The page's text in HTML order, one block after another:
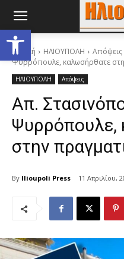
Ανοίξτε τη γραμμή εργαλείων
Αρχική ΗΛΙΟΥΠΟΛΗ Απόψεις
Ψυρρόπουλε, καλωσήρθατε
ΗΛΙΟΥΠΟΛΗ Απόψεις
Απ.
Ψυρρόπουλε,
στην
By Ilioupoli Press 11 Απριλίου,